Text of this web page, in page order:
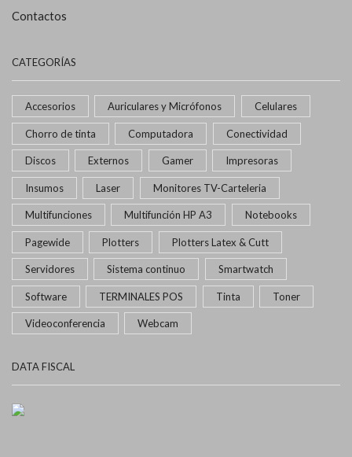
Contactos
CATEGORÍAS
Accesorios Auriculares y Micrófonos Celulares
Chorro de tinta Computadora Conectividad
Discos Externos Gamer Impresoras
Insumos Laser Monitores TV-Carteleria
Multifunciones Multifunción HP A3 Notebooks
Pagewide Plotters Plotters Latex & Cutt
Servidores Sistema continuo Smartwatch
Software TERMINALES POS Tinta Toner
Videoconferencia Webcam
DATA FISCAL